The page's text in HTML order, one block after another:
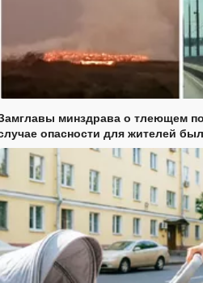
минздрава о тлеющем
опасности для жителей